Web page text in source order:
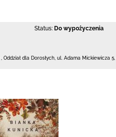
Status: Do wypożyczenia
Oddział dla Dorosłych, ul. Adama Mickiewicza 5